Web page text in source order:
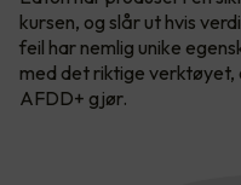
kursen, og slår ut hvis
feil har nemlig unike
med det riktige verktøyet,
AFDD+ gjør.